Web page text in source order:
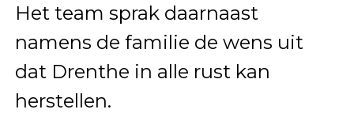
Het team sprak daarnaast
namens de familie de wens uit
dat Drenthe in alle rust kan
herstellen.